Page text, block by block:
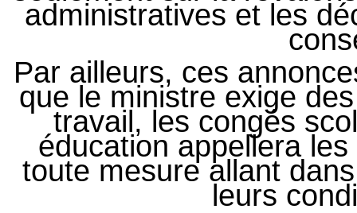
administratives et les
Par ailleurs, ces
que le ministre exige
travail, les congés
éducation appellera
toute mesure allant
leurs